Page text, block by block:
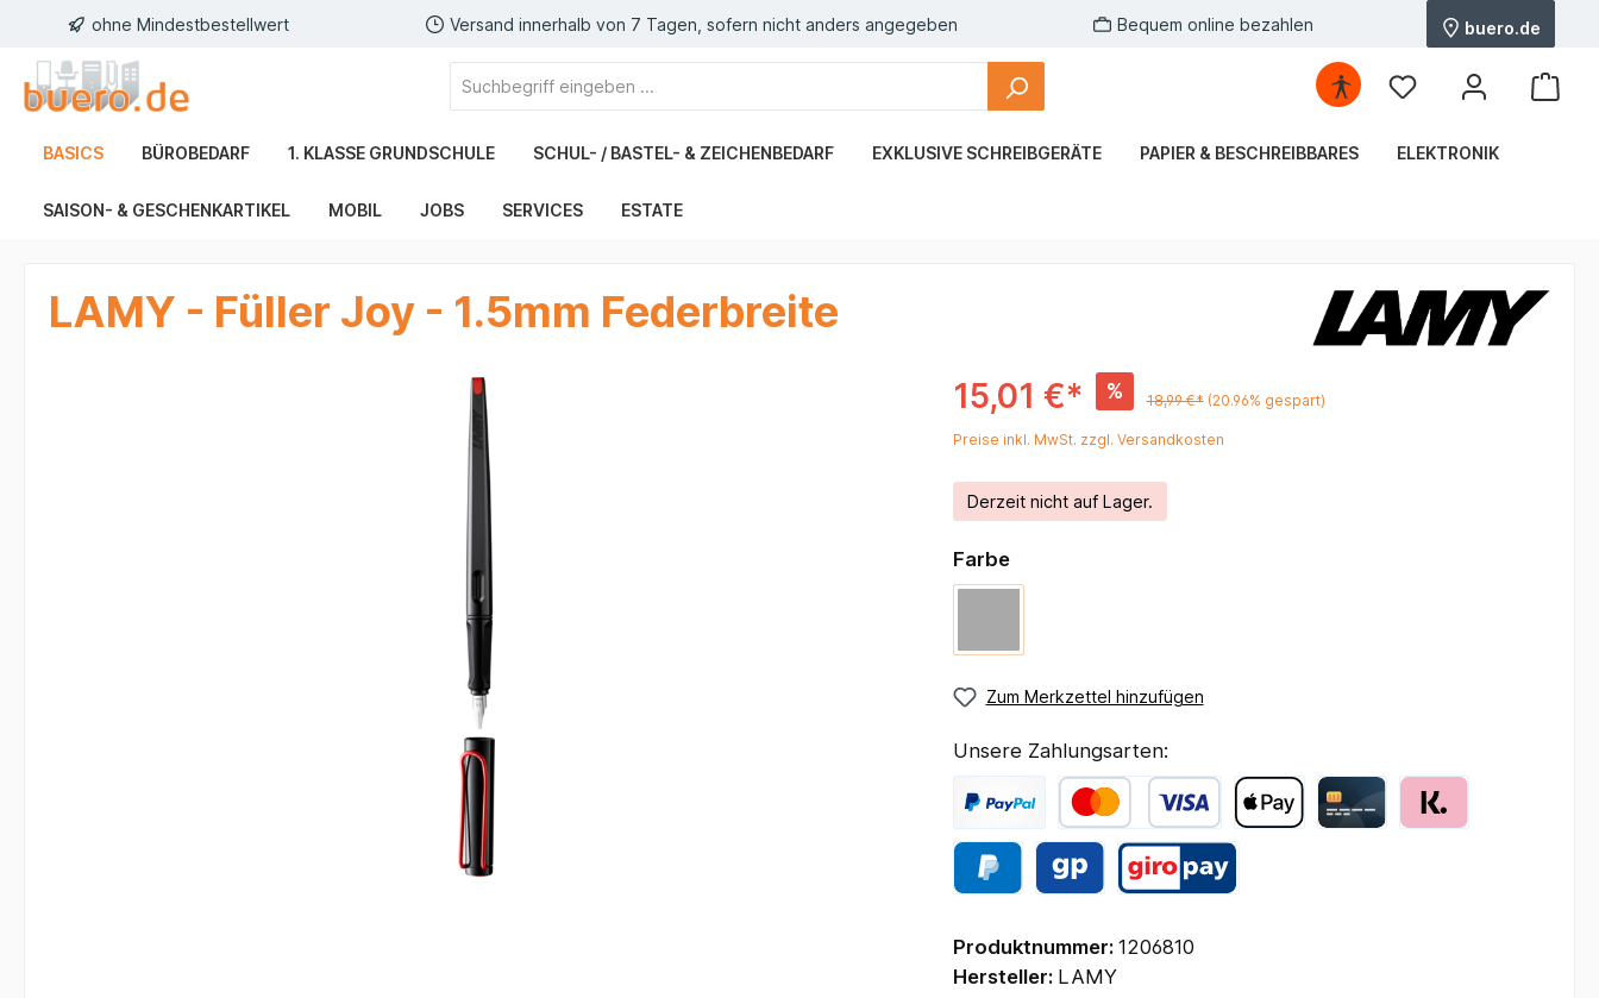
ohne Mindestbestellwert Versand innerhalb von 7 Tagen, sofern nicht anders angegeben Bequem online bezahlen buero.de
BASICS BÜROBEDARF 1. KLASSE GRUNDSCHULE SCHUL- / BASTEL- & ZEICHENBEDARF EXKLUSIVE SCHREIBGERÄTE PAPIER & BESCHREIBBARES ELEKTRONIK
SAISON- & GESCHENKARTIKEL MOBIL JOBS SERVICES ESTATE
LAMY - Füller Joy - 1.5mm Federbreite
15,01 €* % 18,99 €* (20.96% gespart)
Preise inkl. MwSt. zzgl. Versandkosten
Derzeit nicht auf Lager.
Farbe
Zum Merkzettel hinzufügen
Unsere Zahlungsarten:
Produktnummer: 1206810
Hersteller: LAMY